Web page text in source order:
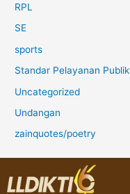
RPL
SE
sports
Standar Pelayanan Publik
Uncategorized
Undangan
zainquotes/poetry